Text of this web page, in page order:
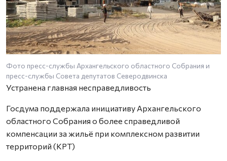
Фото пресс-службы Архангельского областного Собрания и
пресс-службы Совета депутатов Северодвинска
Устранена главная несправедливость
Госдума поддержала инициативу Архангельского
областного Собрания о более справедливой
компенсации за жильё при комплексном развитии
территорий (КРТ)